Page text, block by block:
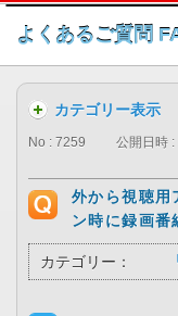
よくあるご質問
カテゴリー表示
No : 7259 公開日時
外から視聴
ン時に録画番
カテゴリー：